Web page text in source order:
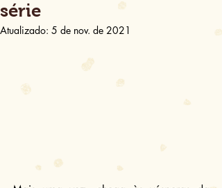
série
Atualizado: 5 de nov. de 2021